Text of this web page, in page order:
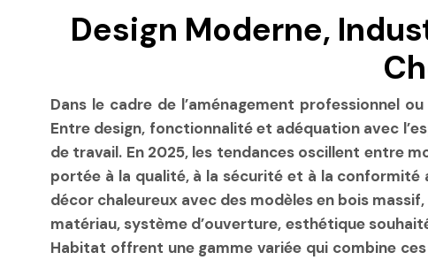
Design Moderne,
Dans le cadre de l’aménagement professionnel
Entre design, fonctionnalité et adéquation avec
de travail. En 2025, les tendances oscillent entre
portée à la qualité, à la sécurité et à la conformité
décor chaleureux avec des modèles en bois
matériau, système d’ouverture, esthétique
Habitat offrent une gamme variée qui combine